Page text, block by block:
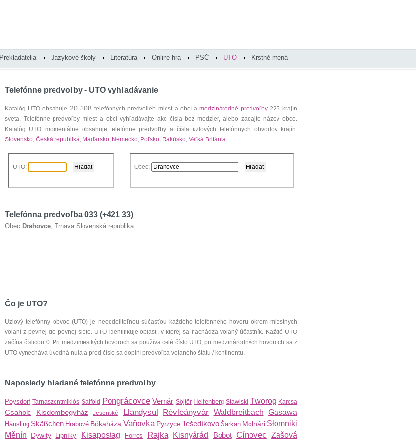
Prekladatelia Jazykové školy Literatúra Online hra PSČ UTO Krstné mená
Telefónne predvoľby - UTO vyhľadávanie
Katalóg UTO obsahuje 20 308 telefónnych predvolieb miest a obcí amedzinárodné predvoľby225 krajín
sveta. Telefónne predvoľby miest a obcí vyhľadávajte ako čísla bez medzier, alebo zadajte názov obce.
Katalóg UTO momentálne obsahuje telefónne predvoľby a čísla uzlových telefónnych obvodov krajín:
Slovensko, Česká republika, Maďarsko, Nemecko, Poľsko, Rakúsko, Veľká Británia.
UTO: Obec:
Telefónna predvoľba 033 (+421 33)
Obec Drahovce, Trnava Slovenská republika
Čo je UTO?
Uzlový telefónny obvoc (UTO) je neoddeliteľnou súčasťou každého telefónneho hovoru okrem miestnych
volaní z pevnej do pevnej siete. UTO identifikuje oblasť, v ktorej sa nachádza volaný účastník. Každé UTO
začína číslicou 0. Pri medzimestkých hovoroch sa používa celé číslo UTO, pri medzinárodných hovoroch sa z
UTO vynecháva úvodná nula a pred číslo sa doplní predvoľba volaného štátu / kontinentu.
Naposledy hľadané telefónne predvoľby
Poysdorf Tarnaszentmiklós Salföld Pongrácovce Vernár Söjtör Helfenberg Stawiski Tworog Karcsa
Csaholc Kisdombegyház Jesenské Llandysul Révleányvár Waldbreitbach Gasawa
Häusling Skäßchen Hrabové Bókaháza Vaňovka Pyrzyce Tešedíkovo Šarkan Molnári Słomniki
Měnín
Dywity Lipníky Kisapostag Forres Rajka Kisnyárád Bobot Cínovec Zašová